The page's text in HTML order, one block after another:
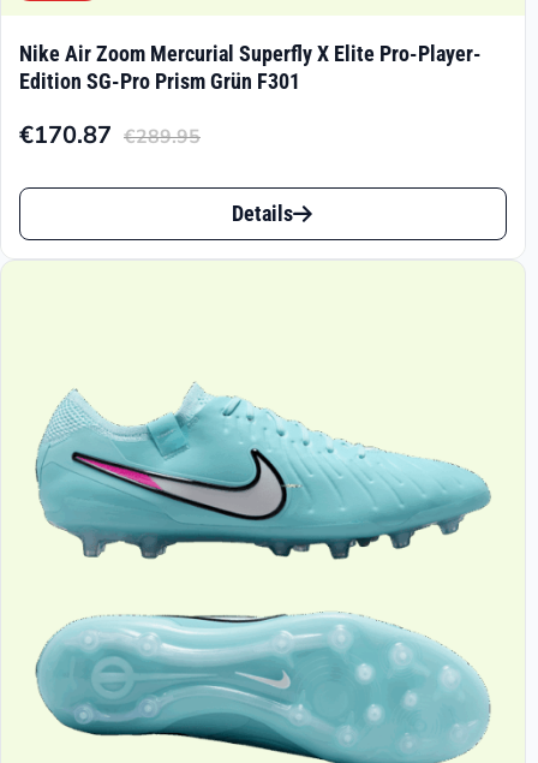
Nike Air Zoom Mercurial Superfly X Elite Pro-Player-
Edition SG-Pro Prism Grün F301
€289.95
Ursprünglicher
Preis
€289.95
€170.87
Aktueller
Preis
€170.87.
Dieses
Produkt
auf.
Die
Optionen
können
Produktseite
gewählt
Details